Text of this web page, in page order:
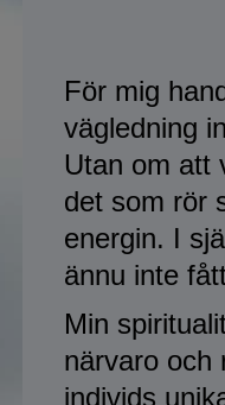
För mig
vägledning
Utan om att
det som rör
energin. I
ännu inte
Min
närvaro och
individs